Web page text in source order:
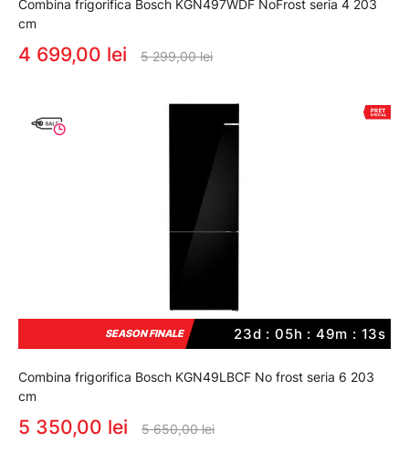
Combina frigorifica Bosch KGN497WDF NoFrost seria 4 203
cm
4 699,00 lei 5 299,00 lei
SEASON FINALE 23d : 05h : 49m : 12s
Combina frigorifica Bosch KGN49LBCF No frost seria 6 203
cm
5 350,00 lei 5 650,00 lei